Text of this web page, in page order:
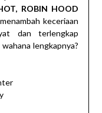
ROBIN HOOD
keceriaan
dan terlengkap
lengkapnya?